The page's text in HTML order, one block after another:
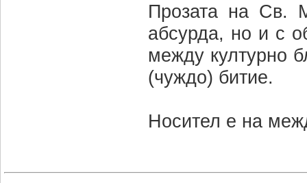
Прозата на Св.
абсурда, но и с
между културно
(чуждо) битие.
Носител е на